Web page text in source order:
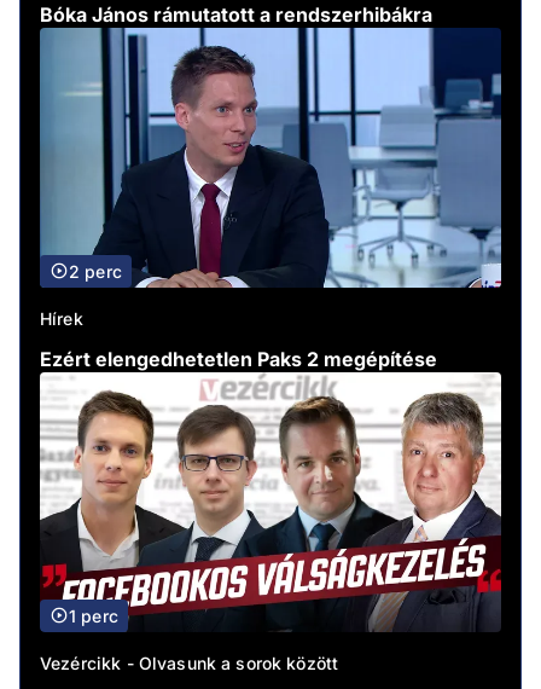
Bóka János rámutatott a rendszerhibákra
2 perc
Hírek
Ezért elengedhetetlen Paks 2 megépítése
1 perc
Vezércikk - Olvasunk a sorok között